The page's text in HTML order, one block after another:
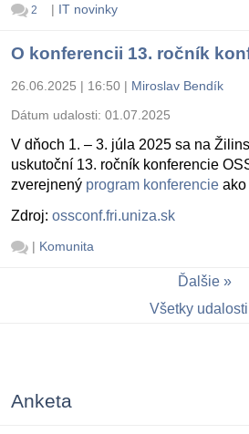
2 | IT novinky
O konferencii 13. ročník
26.06.2025 | 16:50 | Miroslav Bendík
Dátum udalosti: 01.07.2025
V dňoch 1. – 3. júla 2025 sa na
uskutoční 13. ročník konferencie
zverejnený program konferencie ako
Zdroj: ossconf.fri.uniza.sk
| Komunita
Ďalšie
Všetky udalosti
Anketa